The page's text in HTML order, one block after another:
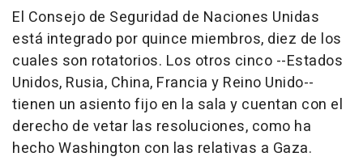
El Consejo de Seguridad de Naciones Unidas
está integrado por quince miembros, diez de los
cuales son rotatorios. Los otros cinco --Estados
Unidos, Rusia, China, Francia y Reino Unido--
tienen un asiento fijo en la sala y cuentan con el
derecho de vetar las resoluciones, como ha
hecho Washington con las relativas a Gaza.